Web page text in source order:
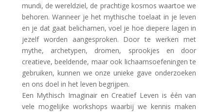
mundi, de wereldziel, de prachtige kosmos waartoe we
behoren. Wanneer je het mythische toelaat in je leven
en je dat gaat belichamen, voel je hoe diepere lagen in
jezelf worden aangesproken. Door te werken met
mythe, archetypen, dromen, sprookjes en door
creatieve, beeldende, maar ook lichaamsoefeningen te
gebruiken, kunnen we onze unieke gave onderzoeken
en ons doel in het leven begrijpen.
Een Mythisch Imaginair en Creatief Leven is één van
vele mogelijke workshops waarbij we kennis maken